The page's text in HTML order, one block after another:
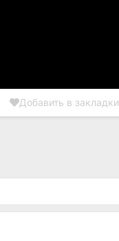
Добавить в закладки